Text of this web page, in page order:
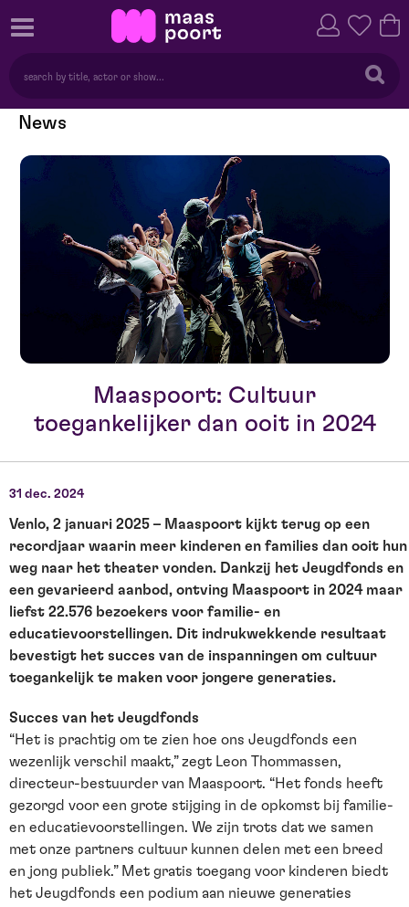
News
Maaspoort: Cultuur
toegankelijker dan ooit in 2024
31 dec. 2024
Venlo, 2 januari 2025 – Maaspoort kijkt terug op een
recordjaar waarin meer kinderen en families dan ooit hun
weg naar het theater vonden. Dankzij het Jeugdfonds en
een gevarieerd aanbod, ontving Maaspoort in 2024 maar
liefst 22.576 bezoekers voor familie- en
educatievoorstellingen. Dit indrukwekkende resultaat
bevestigt het succes van de inspanningen om cultuur
toegankelijk te maken voor jongere generaties.
Succes van het Jeugdfonds
“Het is prachtig om te zien hoe ons Jeugdfonds een
wezenlijk verschil maakt,” zegt Leon Thommassen,
directeur-bestuurder van Maaspoort. “Het fonds heeft
gezorgd voor een grote stijging in de opkomst bij familie-
en educatievoorstellingen. We zijn trots dat we samen
met onze partners cultuur kunnen delen met een breed
en jong publiek.” Met gratis toegang voor kinderen biedt
het Jeugdfonds een podium aan nieuwe generaties